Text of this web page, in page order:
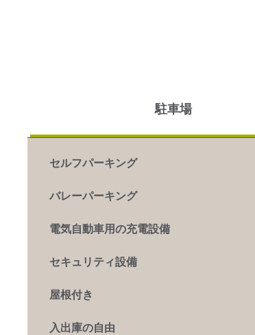
駐車場
セルフパーキング
バレーパーキング
電気自動車用の充電設備
セキュリティ設備
屋根付き
入出庫の自由